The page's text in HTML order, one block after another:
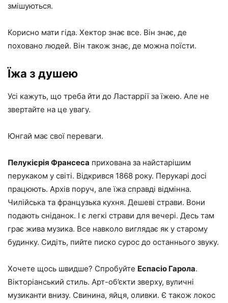
змішуються.
Корисно мати гіда. Хектор знає все. Він знає, де
поховано людей. Він також знає, де можна поїсти.
Їжа з душею
Усі кажуть, що треба йти до Ластаррії за їжею. Але не
звертайте на це увагу.
Юнгай має свої переваги.
Пелукієрія Франсеса прихована за найстарішим
перукаком у світі. Відкрився 1868 року. Перукарі досі
працюють. Архів поруч, але їжа справді відмінна.
Чилійська та французька кухня. Дешеві страви. Вони
подають сніданок. І є легкі страви для вечері. Десь там
грає жива музика. Все навколо виглядає як у старому
будинку. Сидіть, пийте писко сурос до останнього звуку.
Хочете щось швидше? Спробуйте Еспасіо Гарола.
Вікторіанський стиль. Арт-об’єкти зверху, вуличні
музиканти внизу. Свинина, яйця, оливки. Є також локос